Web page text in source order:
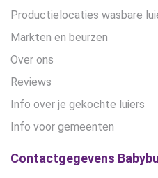
Productielocaties wasbare
Markten en beurzen
Over ons
Reviews
Info over je gekochte luiers
Info voor gemeenten
Contactgegevens